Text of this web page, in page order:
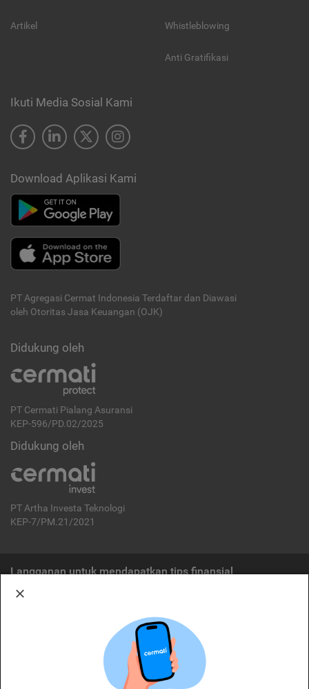
Artikel Whistleblowing
Anti Gratifikasi
Ikuti Media Sosial Kami
Download Aplikasi Kami
PT Agregasi Cermat Indonesia Terdaftar dan Diawasi
oleh Otoritas Jasa Keuangan (OJK)
Didukung oleh
PT Cermati Pialang Asuransi
KEP-596/PD.02/2025
Didukung oleh
PT Artha Investa Teknologi
KEP-7/PM.21/2021
Langganan untuk mendapatkan tips finansial
Cermati merupakan penyelenggara agregasi jasa keuangan yang terdaftar di
OJK. Oleh karena itu, produk dan/atau layanan jasa keuangan yang
ditawarkan bukan merupakan produk dan/atau layanan jasa keuangan yang
diterbitkan oleh Cermati dan Cermati tidak bertanggung jawab atas tuntutan